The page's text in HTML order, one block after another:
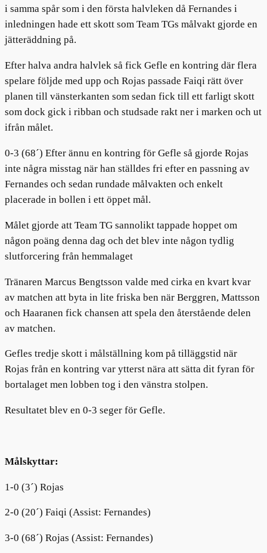
i samma spår som i den första halvleken då Fernandes i
inledningen hade ett skott som Team TGs målvakt gjorde en
jätteräddning på.
Efter halva andra halvlek så fick Gefle en kontring där flera
spelare följde med upp och Rojas passade Faiqi rätt över
planen till vänsterkanten som sedan fick till ett farligt skott
som dock gick i ribban och studsade rakt ner i marken och ut
ifrån målet.
0-3 (68´) Efter ännu en kontring för Gefle så gjorde Rojas
inte några misstag när han ställdes fri efter en passning av
Fernandes och sedan rundade målvakten och enkelt
placerade in bollen i ett öppet mål.
Målet gjorde att Team TG sannolikt tappade hoppet om
någon poäng denna dag och det blev inte någon tydlig
slutforcering från hemmalaget
Tränaren Marcus Bengtsson valde med cirka en kvart kvar
av matchen att byta in lite friska ben när Berggren, Mattsson
och Haaranen fick chansen att spela den återstående delen
av matchen.
Gefles tredje skott i målställning kom på tilläggstid när
Rojas från en kontring var ytterst nära att sätta dit fyran för
bortalaget men lobben tog i den vänstra stolpen.
Resultatet blev en 0-3 seger för Gefle.
Målskyttar:
1-0 (3´) Rojas
2-0 (20´) Faiqi (Assist: Fernandes)
3-0 (68´) Rojas (Assist: Fernandes)